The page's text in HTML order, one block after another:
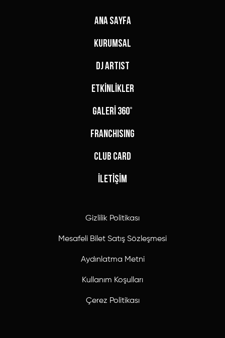
ANA SAYFA
KURUMSAL
DJ ARTIST
ETKİNLİKLER
GALERİ 360°
FRANCHISING
CLUB CARD
İLETİŞİM
Gizlilik Politikası
Mesafeli Bilet Satış Sözleşmesi
Aydınlatma Metni
Kullanım Koşulları
Çerez Politikası